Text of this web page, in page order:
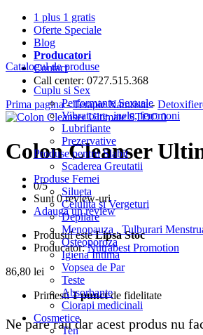
1 plus 1 gratis
Oferte Speciale
Blog
Producatori
Contact
Call center: 0727.515.368
Catalogul de produse
Cuplu si Sex
Performante Sexuale
Vibratoare, inele, feromoni
Lubrifiante
Prezervative
Produse pentru Slabit
Scaderea Greutatii
Produse Femei
Silueta
Celulita si Vergeturi
Depilare
Menopauza , Tulburari
Osteoporoza
Igiena Intima
Vopsea de Par
Teste
Absorbante
Ciorapi medicinali
Cosmetice
Ten
Prima pagina-Terapie Naturista-
Colon Cleanser
0/5
Sunt 0 review-uri
Adauga un review
Produsul esteLipsa Stoc
Producator:Nutrabest Promotion
86,80 lei
Primesti1 punctde fidelitate
Ne pare rau dar acest produs nu